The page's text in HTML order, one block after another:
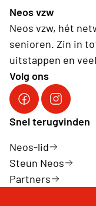
Neos vzw
Neos vzw, hét
senioren. Zin in
uitstappen en
Volg ons
Facebook Neos
Instagram
Snel terugvinden
Neos-lid
Steun Neos
Partners